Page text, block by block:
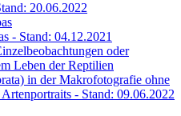
20.06.2022
- Stand: 04.12.2021
oder
Leben der Reptilien
in der Makrofotografie ohne
- Stand: 09.06.2022